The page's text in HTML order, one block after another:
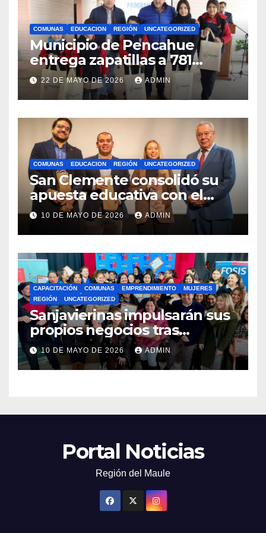
COMUNAS EDUCACION REGIÓN UNCATEGORIZED
Municipio de Pencahue
entrega zapatillas a 781
estudiantes con recursos del
Royalty Minero
22 DE MAYO DE 2026 ADMIN
COMUNAS EDUCACION REGIÓN UNCATEGORIZED
San Clemente consolidó su
apuesta educativa con el
lanzamiento del
Preuniversitario Brotes 2026
10 DE MAYO DE 2026 ADMIN
CAPACITACIÓN COMUNAS EMPRENDIMIENTO
MUJERES
REGIÓN
UNCATEGORIZED
Sanjavierinas impulsarán sus
propios negocios tras
capacitarse junto al FOSIS
10 DE MAYO DE 2026 ADMIN
Portal Noticias
Región del Maule